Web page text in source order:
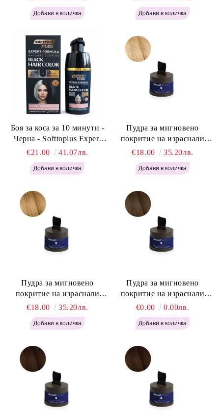
Light Brown 400мл
400 мл
Боя за коса за 10 минути -
Черна - Softtoplus Expert
Woman Black 400мл
€21.00 41.07лв.
Пудра за мигновено
покритие на израснали
корени Светло Русо - Labor
Pro Instant Retouch Powder -
Light Blonde H646
€18.00 35.20лв.
Пудра за мигновено
покритие на израснали
корени Русо - Labor Pro
Instant Retouch Powder -
Blonde H645
€18.00 35.20лв.
Пудра за мигновено
покритие на израснали
корени Светло Кафяво -
Labor Pro Instant Retouch
Powder - Light Brown H644
€0.00 0.00лв.